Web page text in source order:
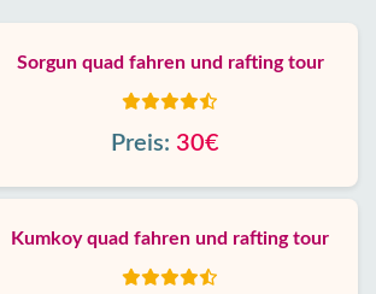
Sorgun quad fahren und rafting tour
Preis: 30€
Kumkoy quad fahren und rafting tour